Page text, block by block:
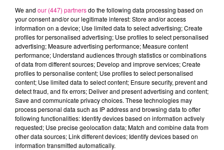
La qualité de l’allocution,
Le tempo et le rythme,
Le contenu et la pertinence du
commentaire.
La demie finale aura lieu le samedi 23 mai
dans les locaux deD!rect FM, en présence de
Patrick Montel.
Patrick Montel au micro de D!RECT FM.
We and our (447) partnersdo the following data processing based on
your consent and/or our legitimate interest: Store and/or access
information on a device; Use limited data to select advertising; Create
profiles for personalised advertising; Use profiles to select personalised
advertising; Measure advertising performance; Measure content
performance; Understand audiences through statistics or combinations
of data from different sources; Develop and improve services; Create
profiles to personalise content; Use profiles to select personalised
content; Use limited data to select content; Ensure security, prevent and
detect fraud, and fix errors; Deliver and present advertising and content;
Save and communicate privacy choices. These technologies may
process personal data such as IP address and browsing data to offer
following functionalities: Identify devices based on information actively
requested; Use precise geolocation data; Match and combine data from
other data sources; Link different devices; Identify devices based on
information transmitted automatically.